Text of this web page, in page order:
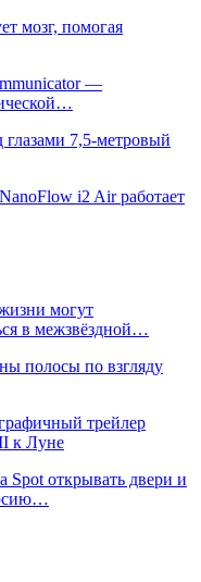
мозг, помогая
—
7,5-метровый
i2 Air работает
могут
в межзвёздной…
полосы по взгляду
трейлер
к Луне
Spot открывать двери и